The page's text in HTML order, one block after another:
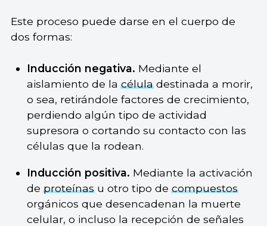
Este proceso puede darse en el cuerpo de
dos formas:
Inducción negativa. Mediante el
aislamiento de lacéluladestinada a morir,
o sea, retirándole factores de crecimiento,
perdiendo algún tipo de actividad
supresora o cortando su contacto con las
células que la rodean.
Inducción positiva. Mediante la activación
deproteínasu otro tipo decompuestos
orgánicos que desencadenan la muerte
celular, o incluso la recepción de señales